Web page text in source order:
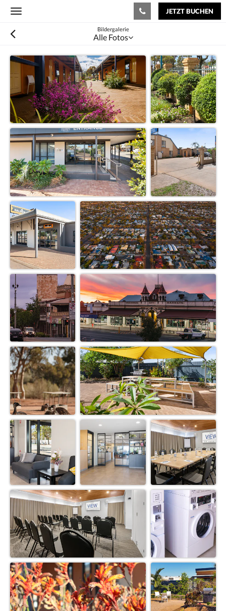
Toggle
JETZT BUCHEN
Bildergalerie
Alle Fotos